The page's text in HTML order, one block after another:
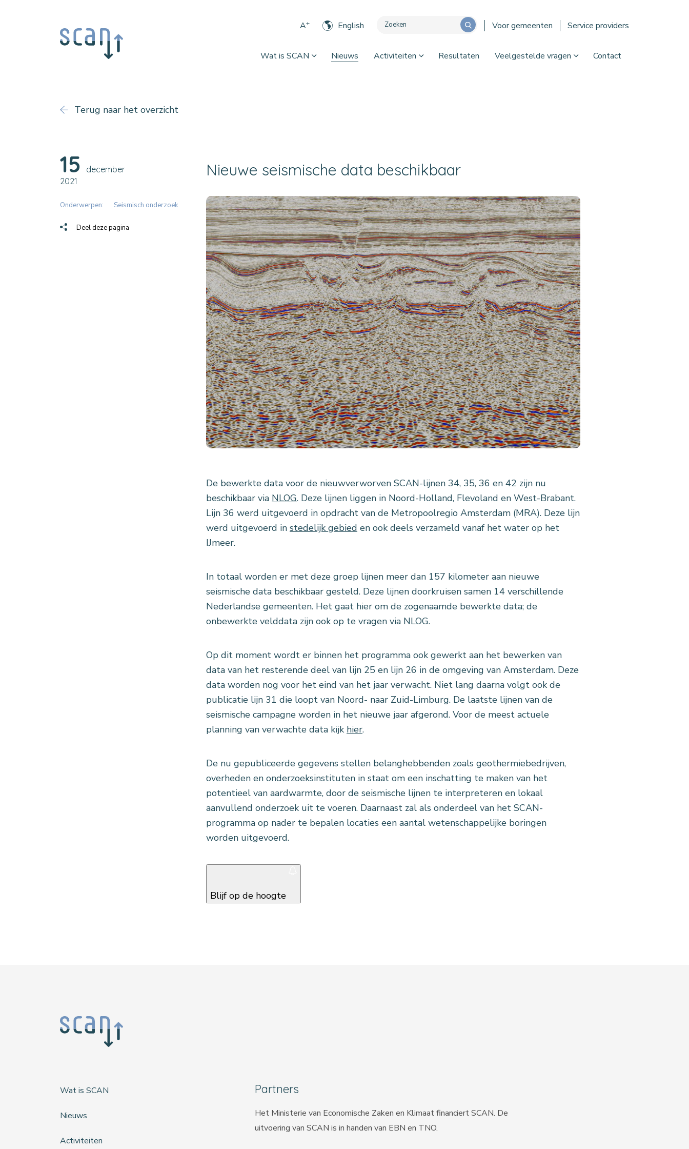
A+ English Voor gemeenten Service providers
Wat is SCAN Nieuws Activiteiten Resultaten Veelgestelde vragen Contact
Terug naar het overzicht
15
december
2021
Onderwerpen: Seismisch onderzoek
Deel deze pagina
Nieuwe seismische data beschikbaar
De bewerkte data voor de nieuwverworven SCAN-lijnen 34, 35, 36 en 42 zijn nu
beschikbaar via NLOG. Deze lijnen liggen in Noord-Holland, Flevoland en West-Brabant.
Lijn 36 werd uitgevoerd in opdracht van de Metropoolregio Amsterdam (MRA). Deze lijn
werd uitgevoerd in stedelijk gebied en ook deels verzameld vanaf het water op het
IJmeer.
In totaal worden er met deze groep lijnen meer dan 157 kilometer aan nieuwe
seismische data beschikbaar gesteld. Deze lijnen doorkruisen samen 14 verschillende
Nederlandse gemeenten. Het gaat hier om de zogenaamde bewerkte data; de
onbewerkte velddata zijn ook op te vragen via NLOG.
Op dit moment wordt er binnen het programma ook gewerkt aan het bewerken van
data van het resterende deel van lijn 25 en lijn 26 in de omgeving van Amsterdam. Deze
data worden nog voor het eind van het jaar verwacht. Niet lang daarna volgt ook de
publicatie lijn 31 die loopt van Noord- naar Zuid-Limburg. De laatste lijnen van de
seismische campagne worden in het nieuwe jaar afgerond. Voor de meest actuele
planning van verwachte data kijk hier.
De nu gepubliceerde gegevens stellen belanghebbenden zoals geothermiebedrijven,
overheden en onderzoeksinstituten in staat om een inschatting te maken van het
potentieel van aardwarmte, door de seismische lijnen te interpreteren en lokaal
aanvullend onderzoek uit te voeren. Daarnaast zal als onderdeel van het SCAN-
programma op nader te bepalen locaties een aantal wetenschappelijke boringen
worden uitgevoerd.
Blijf op de hoogte
Wat is SCAN
Nieuws
Activiteiten
Partners
Het Ministerie van Economische Zaken en Klimaat financiert SCAN. De
uitvoering van SCAN is in handen van EBN en TNO.